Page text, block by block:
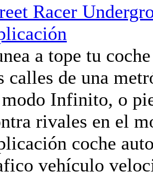
Racer
a tope tu
calles de una
Infinito, o
rivales en el
coche
vehículo